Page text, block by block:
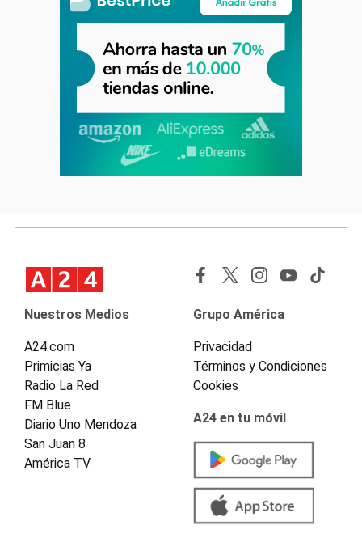
Nuestros Medios
A24.com
Primicias Ya
Radio La Red
FM Blue
Diario Uno Mendoza
San Juan 8
América TV
Grupo América
Privacidad
Términos y Condiciones
Cookies
A24 en tu móvil